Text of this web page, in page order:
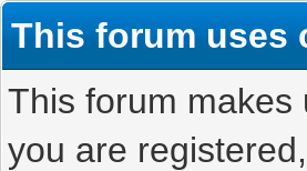
This forum uses
This forum makes
you are